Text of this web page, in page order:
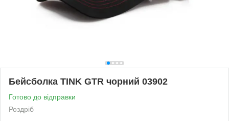
Бейсболка TINK GTR чорний 03902
Готово до відправки
Роздріб